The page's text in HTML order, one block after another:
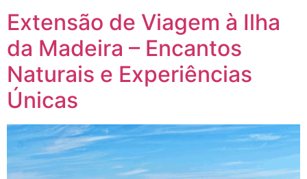
Extensão de Viagem à Ilha
da Madeira – Encantos
Naturais e Experiências
Únicas